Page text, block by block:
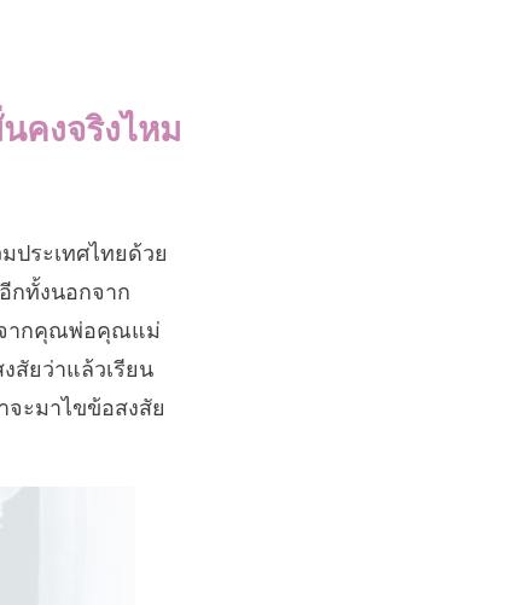
คงจริงไหม
ประเทศไทยด้วย
กทั้งนอกจาก
จากคุณพ่อคุณแม่
สัยว่าแล้วเรียน
จะมาไขข้อสงสัย